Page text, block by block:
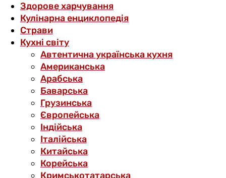
Здорове харчування
Кулінарна енциклопедія
Страви
Кухні світу
Автентична українська кухня
Американська
Арабська
Баварська
Грузинська
Європейська
Індійська
Італійська
Китайська
Корейська
Кримськотатарська